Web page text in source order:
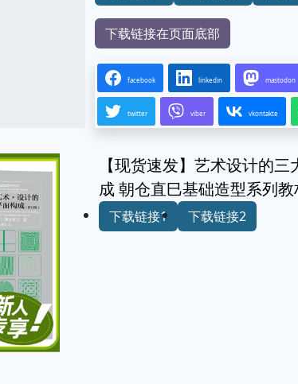
下载链接在页面底部
facebook linkedin mastodon
twitter viber vkontakte
【现货速发】艺术设计的
成 朝仓直巳基础造型系列
下载链接1 下载链接2